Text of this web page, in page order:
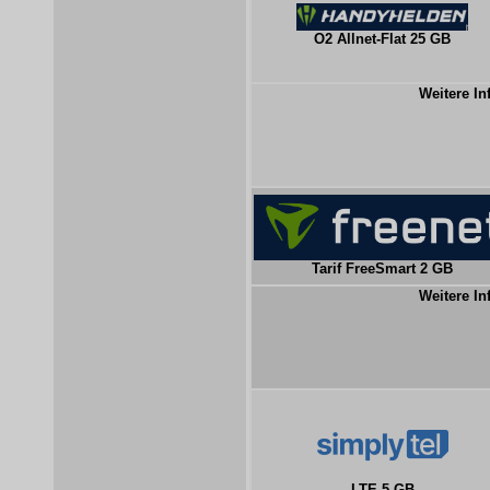
O2 Allnet-Flat 25 GB
Weitere
Tarif FreeSmart 2 GB
Weitere